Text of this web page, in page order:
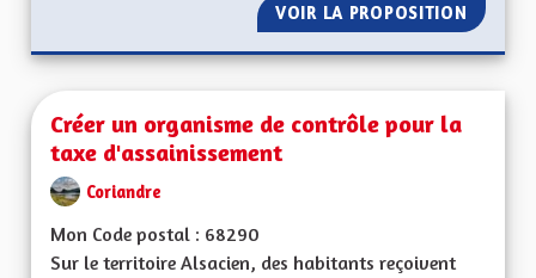
VOIR LA PROPOSITION
Créer un organisme de contrôle pour la
taxe d'assainissement
Coriandre
Mon Code postal : 68290
Sur le territoire Alsacien, des habitants reçoivent